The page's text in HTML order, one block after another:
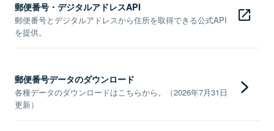
郵便番号・デジタルアドレスAPI
郵便番号とデジタルアドレスから住所を取得できる公式API
を提供。
郵便番号データのダウンロード
各種データのダウンロードはこちらから。（2026年7月31日
更新）